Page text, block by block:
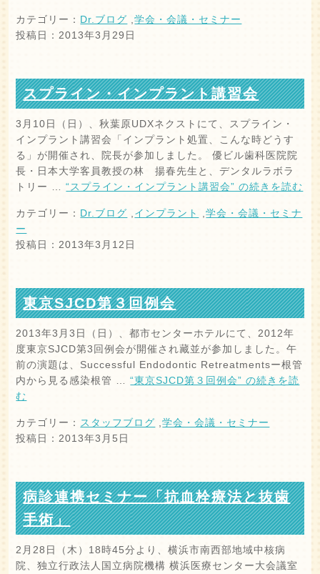
カテゴリー： Dr.ブログ ,学会・会議・セミナー
投稿日：2013年3月29日
スプライン・インプラント講習会
3月10日（日）、秋葉原UDXネクストにて、スプライン・
インプラント講習会「インプラント処置、こんな時どうす
る」が開催され、院長が参加しました。 優ビル歯科医院院
長・日本大学客員教授の林 揚春先生と、デンタルラボラ
トリー …“スプライン・インプラント講習会” の続きを読む
カテゴリー： Dr.ブログ ,インプラント ,学会・会議・セミナ
ー
投稿日：2013年3月12日
東京SJCD第３回例会
2013年3月3日（日）、都市センターホテルにて、2012年
度東京SJCD第3回例会が開催され藏並が参加しました。午
前の演題は、Successful Endodontic Retreatmentsー根管
内から見る感染根管 …“東京SJCD第３回例会” の続きを読
む
カテゴリー： スタッフブログ ,学会・会議・セミナー
投稿日：2013年3月5日
病診連携セミナー「抗血栓療法と抜歯
手術」
2月28日（木）18時45分より、横浜市南西部地域中核病
院、独立行政法人国立病院機構 横浜医療センター大会議室